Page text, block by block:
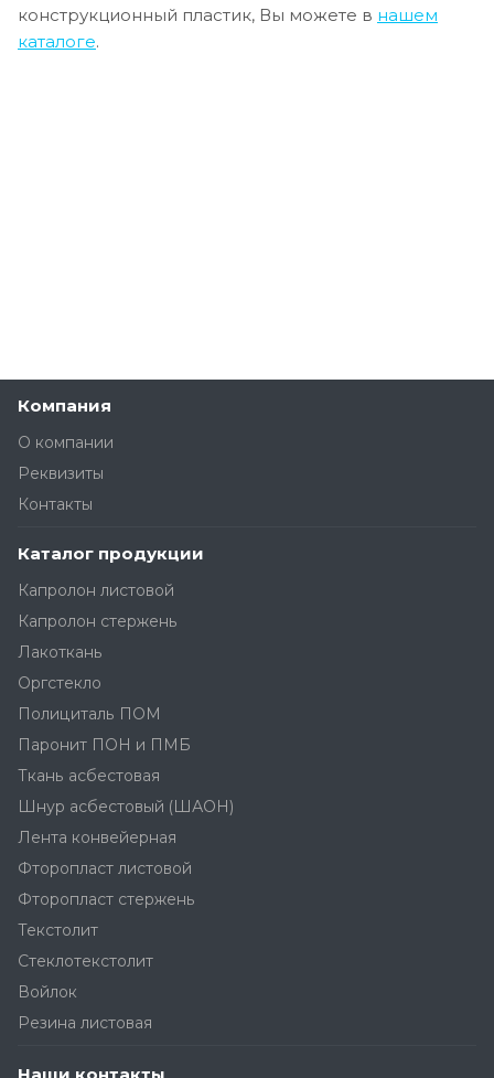
конструкционный пластик, Вы можете в нашем
каталоге.
Компания
О компании
Реквизиты
Контакты
Каталог продукции
Капролон листовой
Капролон стержень
Лакоткань
Оргстекло
Полициталь ПОМ
Паронит ПОН и ПМБ
Ткань асбестовая
Шнур асбестовый (ШАОН)
Лента конвейерная
Фторопласт листовой
Фторопласт стержень
Текстолит
Стеклотекстолит
Войлок
Резина листовая